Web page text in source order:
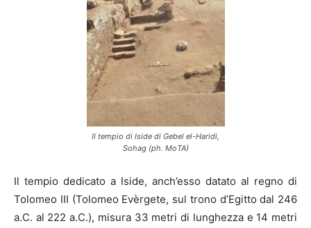
Il tempio di Iside di Gebel el-Haridi,
Sohag (ph. MoTA)
Il tempio dedicato a Iside, anch’esso datato al regno di
Tolomeo III (Tolomeo Evèrgete, sul trono d’Egitto dal 246
a.C. al 222 a.C.), misura 33 metri di lunghezza e 14 metri